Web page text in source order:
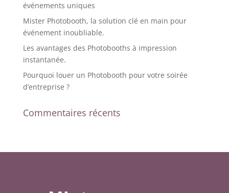
événements uniques
Mister Photobooth, la solution clé en main pour
événement inoubliable.
Les avantages des Photobooths à impression
instantanée.
Pourquoi louer un Photobooth pour votre soirée
d’entreprise ?
Commentaires récents